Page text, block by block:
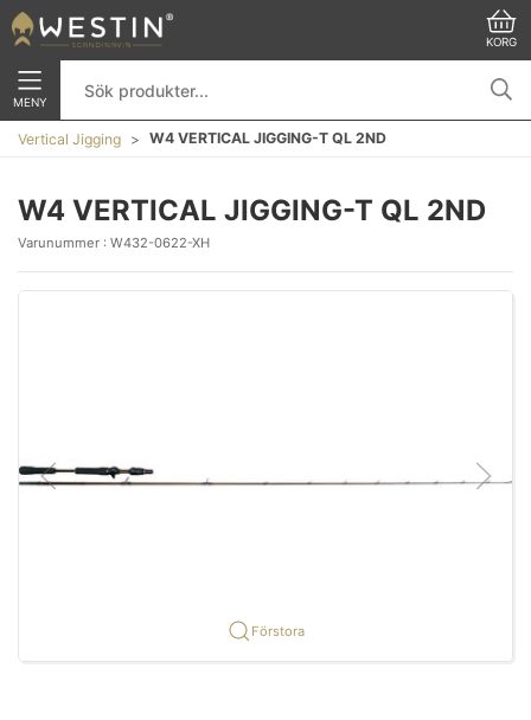
KORG
MENY
Vertical Jigging W4 VERTICAL JIGGING-T QL 2ND
W4 VERTICAL JIGGING-T QL 2ND
Varunummer : W432-0622-XH
Förstora